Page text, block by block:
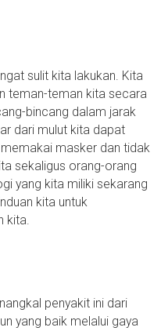
sulit kita lakukan. Kita
teman-teman kita secara
bincang dalam jarak
dari mulut kita dapat
masker dan tidak
sekaligus orang-orang
yang kita miliki sekarang
kita untuk
kita.
penyakit ini dari
yang baik melalui gaya